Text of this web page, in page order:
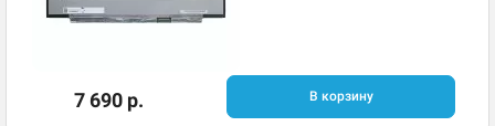
7 690 р. В корзину